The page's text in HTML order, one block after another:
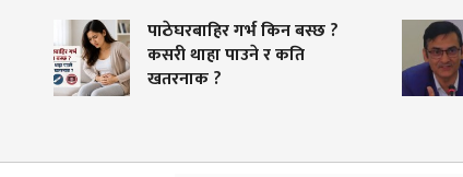
पाठेघरबाहिर गर्भ किन बस्छ ?
कसरी थाहा पाउने र कति
खतरनाक ?